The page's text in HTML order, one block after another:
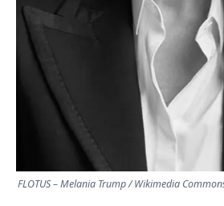
SCIENCES & TECH
FLOTUS – Melania Trump / Wikimedia